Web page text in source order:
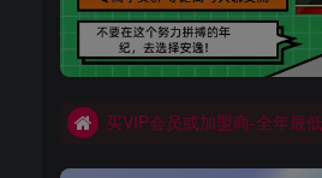
买VIP会员或加盟商-全年最低
网创库-限时优惠 别错过!
买VIP会员或加盟商-全年最
网创库-限时优惠 别错过!